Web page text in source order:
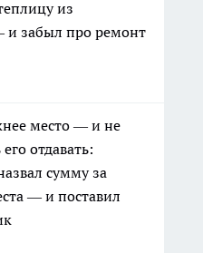
из
и забыл про ремонт
место — и не
отдавать:
сумму за
— и поставил